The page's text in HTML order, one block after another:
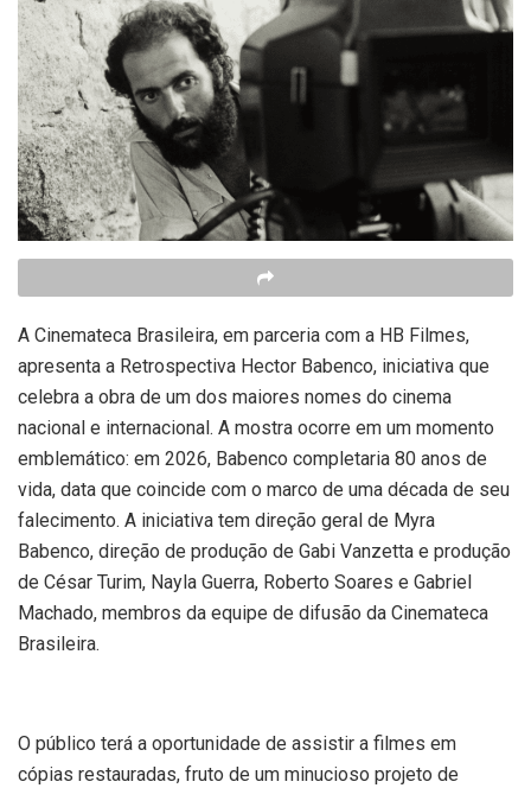
A Cinemateca Brasileira, em parceria com a HB Filmes,
apresenta a Retrospectiva Hector Babenco, iniciativa que
celebra a obra de um dos maiores nomes do cinema
nacional e internacional. A mostra ocorre em um momento
emblemático: em 2026, Babenco completaria 80 anos de
vida, data que coincide com o marco de uma década de seu
falecimento. A iniciativa tem direção geral de Myra
Babenco, direção de produção de Gabi Vanzetta e produção
de César Turim, Nayla Guerra, Roberto Soares e Gabriel
Machado, membros da equipe de difusão da Cinemateca
Brasileira.
O público terá a oportunidade de assistir a filmes em
cópias restauradas, fruto de um minucioso projeto de